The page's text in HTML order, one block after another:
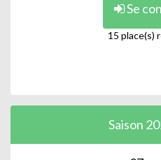
Se
15 place(s)
Saison